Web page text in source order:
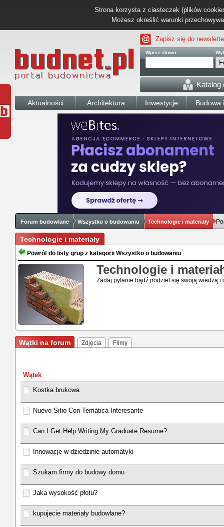
Strona korzysta z ciasteczek (plików
Możesz określić warunki
Zapisz się do
Wpisz słowo
Katalog
Aktualności Architektura Inwestycje Budowa
Forum budowlane Wszystko o budowaniu Technologie i materiały
Technologie i materiały
Powrót do listy grup z kategorii Wszystko o budowaniu
Technologie i
Zadaj pytanie bądź podziel się swoją wiedzą i
Wątki na forum Zdjęcia Filmy
Wątek
Kostka brukowa
Nuevo Sitio Con Temática Interesante
Can I Get Help Writing My Graduate Resume?
Innowacje w dziedzinie automatyki
Szukam firmy do budowy domu
Jaka wysokość płotu?
kupujecie materiały budowlane?